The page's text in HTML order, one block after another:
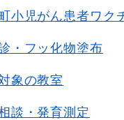
小児がん患者ワク
・フッ化物塗布
象の教室
談・発育測定